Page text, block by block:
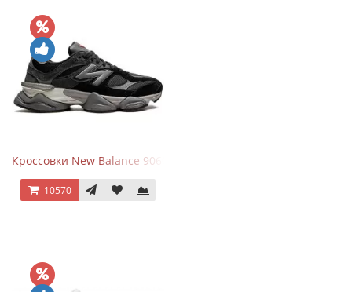
Кроссовки New Balance 9060 Black Castlerock
10570